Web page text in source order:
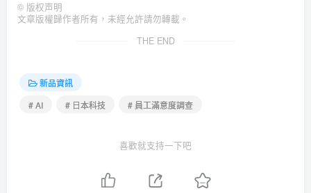
© 版权声明
文章版權歸作者所有，未經允許請勿轉載。
THE END
新品資訊
# AI
# 日本科技 # 員工滿意度調查
喜歡就支持一下吧